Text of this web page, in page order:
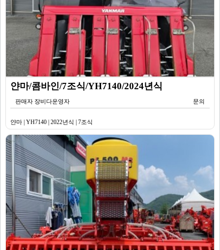
얀마/콤바인/7조식/YH7140/2024년식
판매자 장비다운영자 문의
얀마 | YH7140 | 2022년식 | 7조식